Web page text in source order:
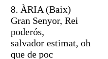
8. ÀRIA (Baix)
Gran Senyor, Rei
poderós,
salvador estimat, oh
que de poc